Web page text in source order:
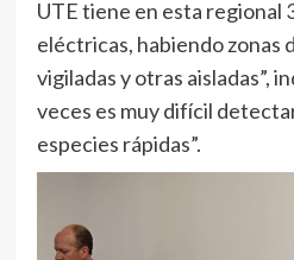
UTE tiene en esta regional
eléctricas, habiendo zonas
vigiladas y otras aisladas”,
veces es muy difícil
especies rápidas”.